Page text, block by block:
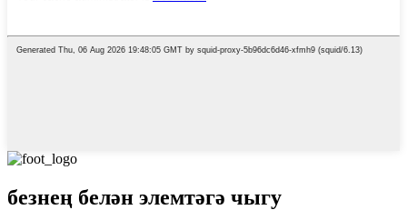
безнең белән элемтәгә чыгу